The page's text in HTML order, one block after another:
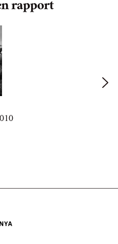
rapport